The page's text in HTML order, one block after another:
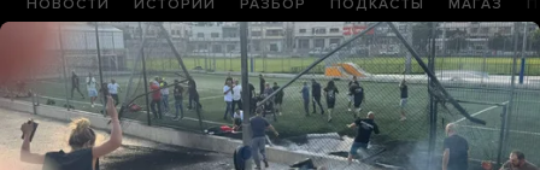
НОВОСТИ ИСТОРИИ РАЗБОР ПОДКАСТЫ МАГАЗ